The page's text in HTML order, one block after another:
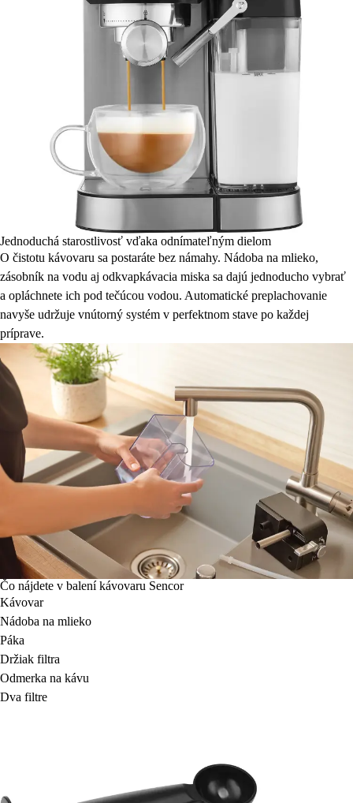
Jednoduchá starostlivosť vďaka odnímateľným dielom
O čistotu kávovaru sa postaráte bez námahy. Nádoba na mlieko,
zásobník na vodu aj odkvapkávacia miska sa dajú jednoducho vybrať
a opláchnete ich pod tečúcou vodou. Automatické preplachovanie
navyše udržuje vnútorný systém v perfektnom stave po každej
príprave.
Čo nájdete v balení kávovaru Sencor
Kávovar
Nádoba na mlieko
Páka
Držiak filtra
Odmerka na kávu
Dva filtre